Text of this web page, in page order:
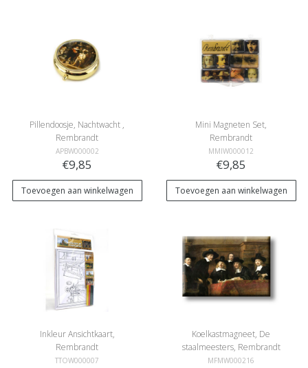
Pillendoosje, Nachtwacht ,
Rembrandt
APBW000002
€9,85
Toevoegen aan winkelwagen
Mini Magneten Set,
Rembrandt
MMIW000012
€9,85
Toevoegen aan winkelwagen
Inkleur Ansichtkaart,
Rembrandt
TTOW000007
Koelkastmagneet, De
staalmeesters, Rembrandt
MFMW000216